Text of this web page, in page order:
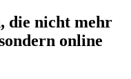
die nicht mehr
online